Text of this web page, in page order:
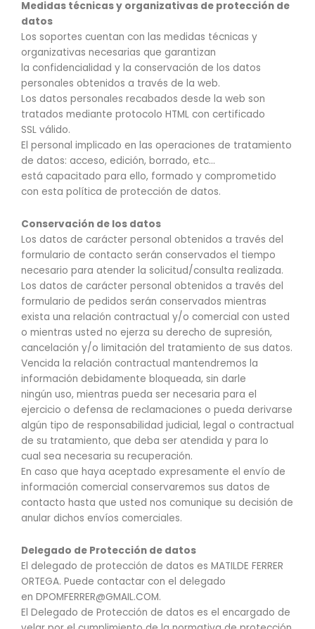
Medidas técnicas y organizativas de protección de
datos
Los soportes cuentan con las medidas técnicas y
organizativas necesarias que garantizan
la confidencialidad y la conservación de los datos
personales obtenidos a través de la web.
Los datos personales recabados desde la web son
tratados mediante protocolo HTML con certificado
SSL válido.
El personal implicado en las operaciones de tratamiento
de datos: acceso, edición, borrado, etc…
está capacitado para ello, formado y comprometido
con esta política de protección de datos.
Conservación de los datos
Los datos de carácter personal obtenidos a través del
formulario de contacto serán conservados el tiempo
necesario para atender la solicitud/consulta realizada.
Los datos de carácter personal obtenidos a través del
formulario de pedidos serán conservados mientras
exista una relación contractual y/o comercial con usted
o mientras usted no ejerza su derecho de supresión,
cancelación y/o limitación del tratamiento de sus datos.
Vencida la relación contractual mantendremos la
información debidamente bloqueada, sin darle
ningún uso, mientras pueda ser necesaria para el
ejercicio o defensa de reclamaciones o pueda derivarse
algún tipo de responsabilidad judicial, legal o contractual
de su tratamiento, que deba ser atendida y para lo
cual sea necesaria su recuperación.
En caso que haya aceptado expresamente el envío de
información comercial conservaremos sus datos de
contacto hasta que usted nos comunique su decisión de
anular dichos envíos comerciales.
Delegado de Protección de datos
El delegado de protección de datos es MATILDE FERRER
ORTEGA. Puede contactar con el delegado
en DPOMFERRER@GMAIL.COM.
El Delegado de Protección de datos es el encargado de